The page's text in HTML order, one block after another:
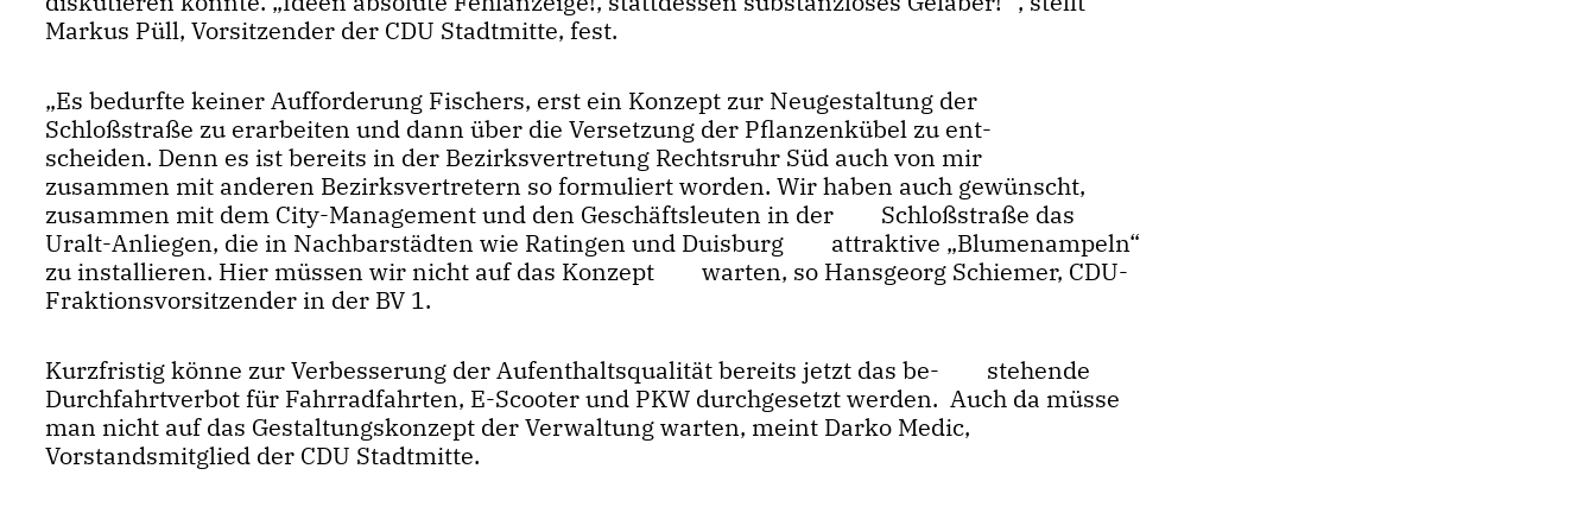
Markus Püll, Vorsitzender der CDU Stadtmitte, fest.
Es bedurfte keiner Aufforderung Fischers, erst ein Konzept zur Neugestaltung der
Schloßstraße zu erarbeiten und dann über die Versetzung der Pflanzenkübel zu ent-
scheiden. Denn es ist bereits in der Bezirksvertretung Rechtsruhr Süd auch von mir
zusammen mit anderen Bezirksvertretern so formuliert worden. Wir haben auch gewünscht,
zusammen mit dem City-Management und den Geschäftsleuten in der Schloßstraße das
Uralt-Anliegen, die in Nachbarstädten wie Ratingen und Duisburg attraktive „Blumenampeln“
zu installieren. Hier müssen wir nicht auf das Konzept warten, so Hansgeorg Schiemer, CDU-
Fraktionsvorsitzender in der BV 1.
Kurzfristig könne zur Verbesserung der Aufenthaltsqualität bereits jetzt das be- stehende
Durchfahrtverbot für Fahrradfahrten, E-Scooter und PKW durchgesetzt werden. Auch da müsse
man nicht auf das Gestaltungskonzept der Verwaltung warten, meint Darko Medic,
Vorstandsmitglied der CDU Stadtmitte.